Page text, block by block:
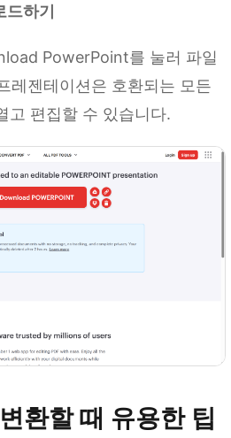
하기
PowerPoint를 눌러 파일
레젠테이션은 호환되는 모든
고 편집할 수 있습니다.
환할 때 유용한 팁